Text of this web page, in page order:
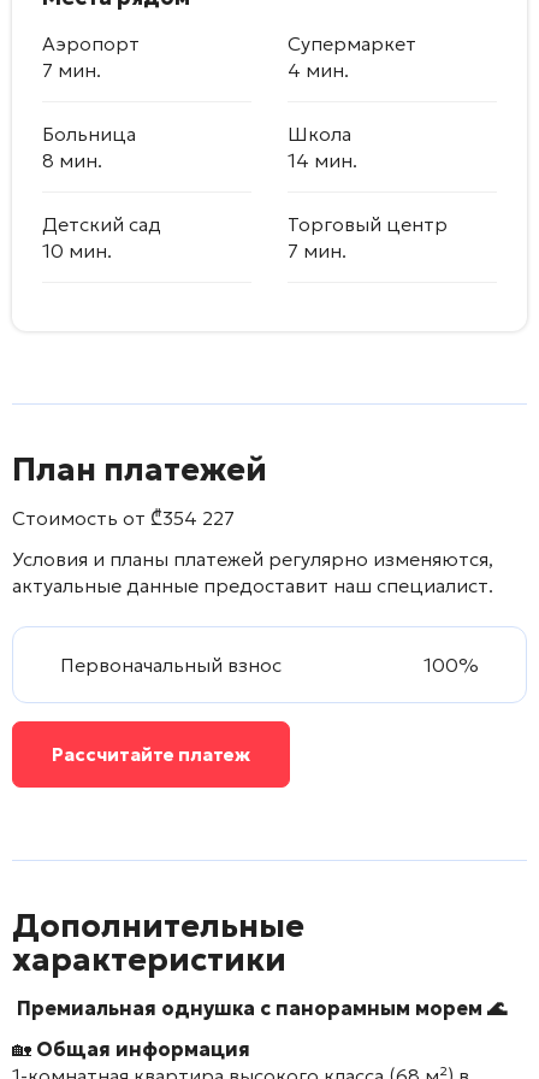
Аэропорт
7 мин.
Супермаркет
4 мин.
Больница
8 мин.
Школа
14 мин.
Детский сад
10 мин.
Торговый центр
7 мин.
План платежей
Стоимость от ₾354 227
Условия и планы платежей регулярно изменяются,
актуальные данные предоставит наш специалист.
Первоначальный взнос 100%
Рассчитайте платеж
Дополнительные
характеристики
Премиальная однушка с панорамным морем 🌊
🏡 Общая информация